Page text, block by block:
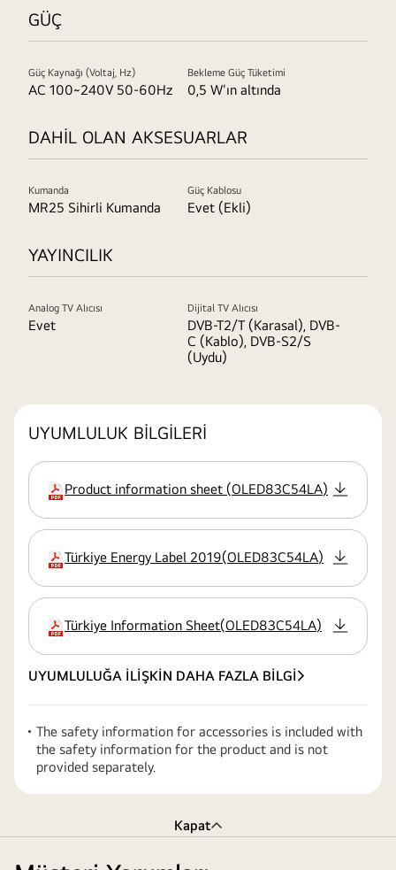
GÜÇ
Güç Kaynağı (Voltaj, Hz)
AC 100~240V 50-60Hz
Bekleme Güç Tüketimi
0,5 W'ın altında
DAHİL OLAN AKSESUARLAR
Kumanda
MR25 Sihirli Kumanda
Güç Kablosu
Evet (Ekli)
YAYINCILIK
Analog TV Alıcısı
Evet
Dijital TV Alıcısı
DVB-T2/T (Karasal), DVB-
C (Kablo), DVB-S2/S
(Uydu)
UYUMLULUK BİLGİLERİ
uzatma
Product information sheet (OLED83C54LA)
uzatma
Türkiye Energy Label 2019(OLED83C54LA)
uzatma
Türkiye Information Sheet(OLED83C54LA)
UYUMLULUĞA İLİŞKİN DAHA FAZLA BİLGİ
The safety information for accessories is included with
the safety information for the product and is not
provided separately.
Kapat